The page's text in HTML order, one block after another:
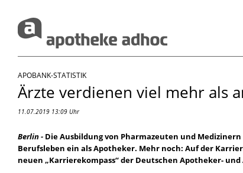
APOBANK-STATISTIK
Ärzte verdienen viel mehr als
11.07.2019 13:09 Uhr
Berlin - Die Ausbildung von Pharmazeuten und
Berufsleben ein als Apotheker. Mehr noch: Auf der
neuen „Karrierekompass“ der Deutschen Apotheker-